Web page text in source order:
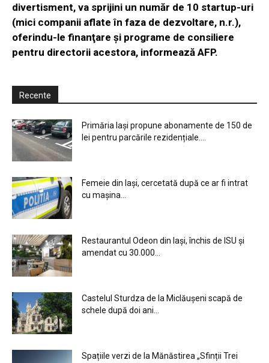
divertisment, va sprijini un număr de 10 startup-uri
(mici companii aflate în faza de dezvoltare, n.r.),
oferindu-le finanţare şi programe de consiliere
pentru directorii acestora, informează AFP.
Recente
Primăria Iași propune abonamente de 150 de
lei pentru parcările rezidențiale....
Femeie din Iași, cercetată după ce ar fi intrat
cu mașina...
Restaurantul Odeon din Iași, închis de ISU și
amendat cu 30.000...
Castelul Sturdza de la Miclăușeni scapă de
schele după doi ani...
Spațiile verzi de la Mănăstirea „Sfinții Trei